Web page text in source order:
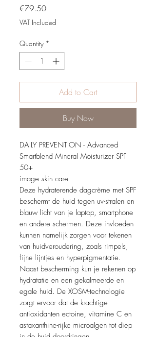
€79.50Price
VAT Included
Quantity *
Add to Cart
Buy Now
DAILY PREVENTION - Advanced
Smartblend Mineral Moisturizer SPF
50+
image skin care
Deze hydraterende dagcrème met SPF
beschermt de huid tegen uv-stralen en
blauw licht van je laptop, smartphone
en andere schermen. Deze invloeden
kunnen namelijk zorgen voor tekenen
van huidveroudering, zoals rimpels,
fijne lijntjes en hyperpigmentatie.
Naast bescherming kun je rekenen op
hydratatie en een gekalmeerde en
egale huid. De XOSM-technologie
zorgt ervoor dat de krachtige
antioxidanten ectoine, vitamine C en
astaxanthine-rijke microalgen tot diep